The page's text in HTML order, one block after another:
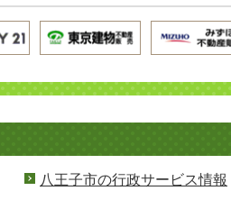
八王子市の行政サービス情報